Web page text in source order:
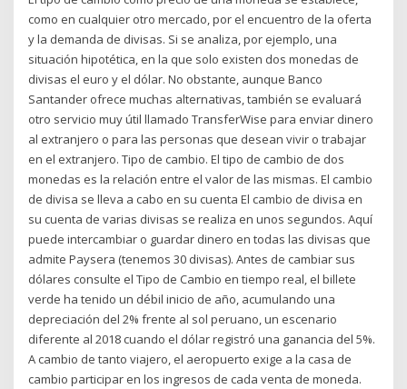
como en cualquier otro mercado, por el encuentro de la oferta
y la demanda de divisas. Si se analiza, por ejemplo, una
situación hipotética, en la que solo existen dos monedas de
divisas el euro y el dólar. No obstante, aunque Banco
Santander ofrece muchas alternativas, también se evaluará
otro servicio muy útil llamado TransferWise para enviar dinero
al extranjero o para las personas que desean vivir o trabajar
en el extranjero. Tipo de cambio. El tipo de cambio de dos
monedas es la relación entre el valor de las mismas. El cambio
de divisa se lleva a cabo en su cuenta El cambio de divisa en
su cuenta de varias divisas se realiza en unos segundos. Aquí
puede intercambiar o guardar dinero en todas las divisas que
admite Paysera (tenemos 30 divisas). Antes de cambiar sus
dólares consulte el Tipo de Cambio en tiempo real, el billete
verde ha tenido un débil inicio de año, acumulando una
depreciación del 2% frente al sol peruano, un escenario
diferente al 2018 cuando el dólar registró una ganancia del 5%.
A cambio de tanto viajero, el aeropuerto exige a la casa de
cambio participar en los ingresos de cada venta de moneda.